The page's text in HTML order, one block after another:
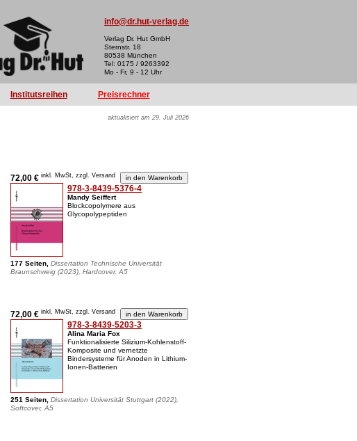
info@dr.hut-verlag.de
Verlag Dr. Hut GmbH
Sternstr. 18
80538 München
Tel: 0175 / 9263392
Mo - Fr, 9 - 12 Uhr
Institutsreihen Preisrechner
aktualisiert am 29. Juli 2026
72,00 € inkl. MwSt, zzgl. Versand
978-3-8439-5376-4
Mandy Seiffert
Blockcopolymere aus
Glycopolypeptiden
177 Seiten, Dissertation Technische Universität
Braunschweig (2023), Hardcover, A5
72,00 € inkl. MwSt, zzgl. Versand
978-3-8439-5203-3
Alina Maria Fox
Funktionalisierte Silizium-Kohlenstoff-
Komposite und vernetzte
Bindersysteme für Anoden in Lithium-
Ionen-Batterien
251 Seiten, Dissertation Universität Stuttgart (2022),
Softcover, A5